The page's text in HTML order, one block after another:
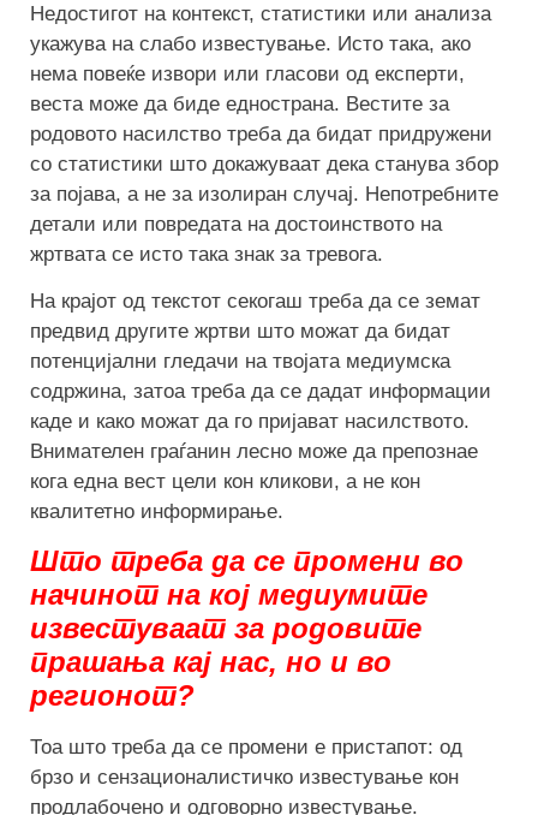
Недостигот на контекст, статистики или анализа
укажува на слабо известување. Исто така, ако
нема повеќе извори или гласови од експерти,
веста може да биде еднострана. Вестите за
родовото насилство треба да бидат придружени
со статистики што докажуваат дека станува збор
за појава, а не за изолиран случај. Непотребните
детали или повредата на достоинството на
жртвата се исто така знак за тревога.
На крајот од текстот секогаш треба да се земат
предвид другите жртви што можат да бидат
потенцијални гледачи на твојата медиумска
содржина, затоа треба да се дадат информации
каде и како можат да го пријават насилството.
Внимателен граѓанин лесно може да препознае
кога една вест цели кон кликови, а не кон
квалитетно информирање.
Што треба да се промени во
начинот на кој медиумите
известуваат за родовите
прашања кај нас, но и во
регионот?
Тоа што треба да се промени е пристапот: од
брзо и сензационалистичко известување кон
продлабочено и одговорно известување.